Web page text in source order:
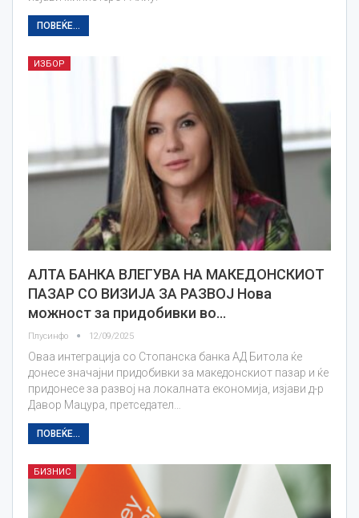
ПОВЕЌЕ...
ИЗБОР
АЛТА БАНКА ВЛЕГУВА НА МАКЕДОНСКИОТ
ПАЗАР СО ВИЗИЈА ЗА РАЗВОЈ Нова
можност за придобивки во…
Плусинфо 12/09/2025
Оваа интеграција со Стопанска банка АД Битола ќе
донесе значајни придобивки за македонскиот пазар и ќе
придонесе за развој на локалната економија, изјави д-р
Давор Мацура, претседател…
ПОВЕЌЕ...
БИЗНИС